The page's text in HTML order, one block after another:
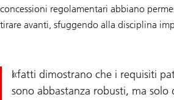
concessioni regolamentari abbiano
tirare avanti, sfuggendo alla disciplina
I fatti dimostrano che i requisiti
sono abbastanza robusti, ma solo